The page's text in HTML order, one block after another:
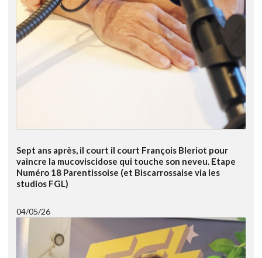
Sept ans après, il court il court François Bleriot pour
vaincre la mucoviscidose qui touche son neveu. Etape
Numéro 18 Parentissoise (et Biscarrossaise via les
studios FGL)
04/05/26